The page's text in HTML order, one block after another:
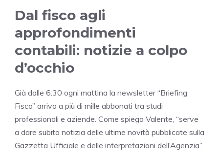
Dal fisco agli
approfondimenti
contabili: notizie a colpo
d’occhio
Già dalle 6:30 ogni mattina la newsletter “Briefing
Fisco” arriva a più di mille abbonati tra studi
professionali e aziende. Come spiega Valente, “serve
a dare subito notizia delle ultime novità pubblicate sulla
Gazzetta Ufficiale e delle interpretazioni dell’Agenzia”.